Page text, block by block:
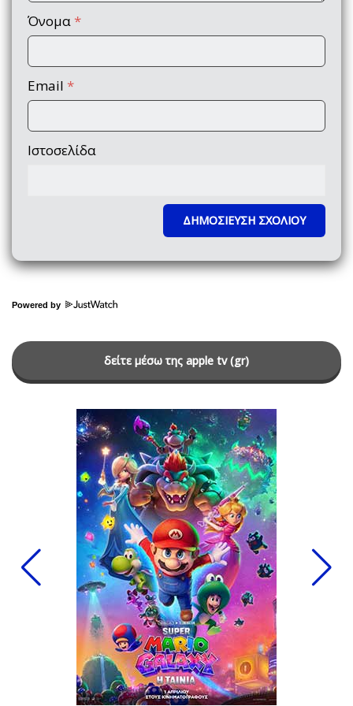
Όνομα *
Email *
Ιστοσελίδα
Powered by
δείτε μέσω της apple tv (gr)